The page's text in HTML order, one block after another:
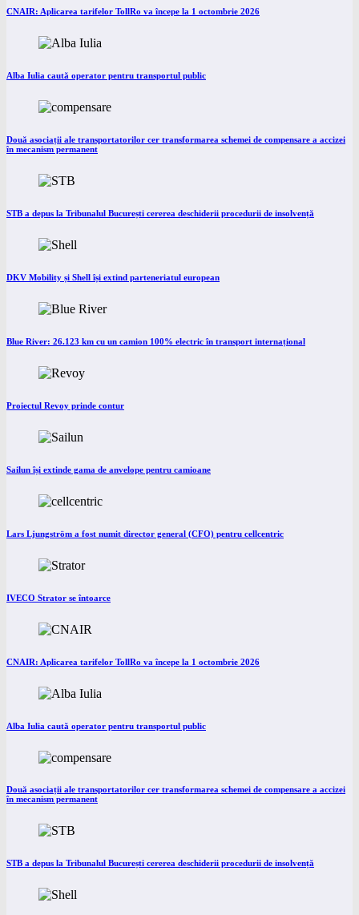
CNAIR: Aplicarea tarifelor TollRo va începe la 1 octombrie 2026
Alba Iulia caută operator pentru transportul public
Două asociații ale transportatorilor cer transformarea schemei de compensare a accizei
în mecanism permanent
STB a depus la Tribunalul București cererea deschiderii procedurii de insolvență
DKV Mobility și Shell își extind parteneriatul european
Blue River: 26.123 km cu un camion 100% electric în transport internațional
Proiectul Revoy prinde contur
Sailun își extinde gama de anvelope pentru camioane
Lars Ljungström a fost numit director general (CFO) pentru cellcentric
IVECO Strator se întoarce
CNAIR: Aplicarea tarifelor TollRo va începe la 1 octombrie 2026
Alba Iulia caută operator pentru transportul public
Două asociații ale transportatorilor cer transformarea schemei de compensare a accizei
în mecanism permanent
STB a depus la Tribunalul București cererea deschiderii procedurii de insolvență